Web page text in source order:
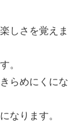
しさを覚えま
。
らめにくにな
なります。